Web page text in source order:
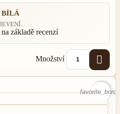
BÍLÁ
základě recenzí
Množství 